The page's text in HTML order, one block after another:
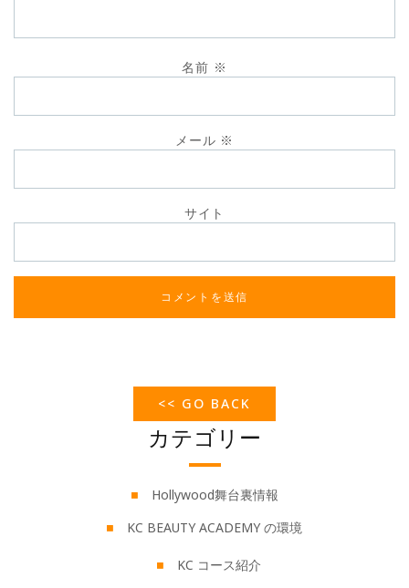
カテゴリー
Hollywood舞台裏情報
KC BEAUTY ACADEMY の環境
KC コース紹介
名前 ※
メール ※
サイト
<< GO BACK